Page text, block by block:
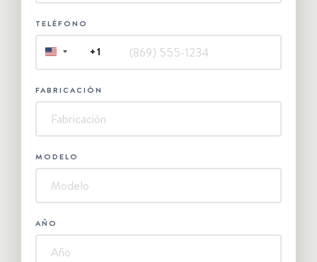
TELÉFONO
UNITED
+1
+1
FABRICACIÓN
MODELO
AÑO